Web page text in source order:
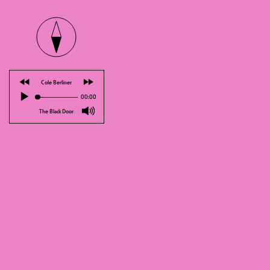
⏪ Cole Berliner
⏩
▶
00:00
The Black Door 🔊
Hast du Lust, dich über
Dann sind die Feminist:innen-
Universität) organisiert werden,
Diese Treffen bieten die
diskutieren: Geschlecht, Rasse,
Offen für alle, unabhängig von